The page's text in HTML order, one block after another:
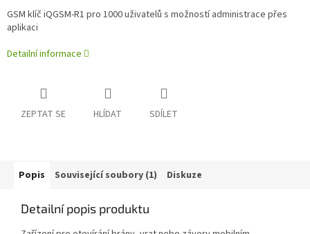
GSM klíč iQGSM-R1 pro 1000 uživatelů s možností administrace přes
aplikaci
Detailní informace
ZEPTAT SE HLÍDAT SDÍLET
Popis Související soubory (1) Diskuze
Detailní popis produktu